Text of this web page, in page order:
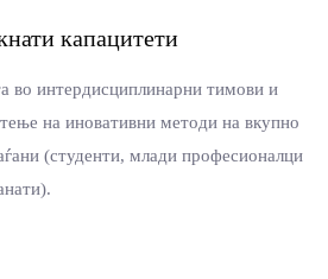
капацитети
во интердисциплинарни тимови и
на иновативни методи на вкупно
(студенти, млади професионалци